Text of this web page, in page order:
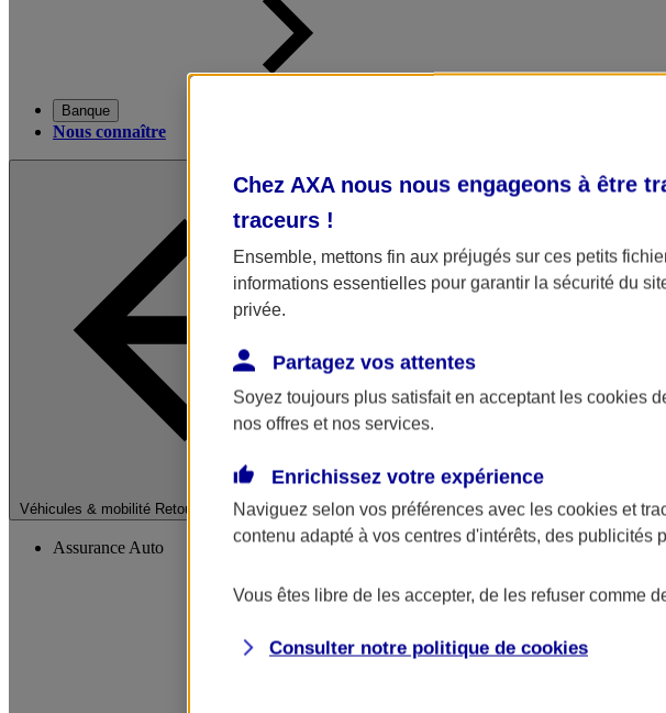
Banque
Nous connaître
Véhicules & mobilité Retour à la section précédente
Fermer le menu principal
Assurance Auto
Chez AXA nous nous engageons à être
traceurs !
Ensemble, mettons fin aux préjugés sur ces petits
informations essentielles pour garantir la sécurité du
privée.
Partagez vos attentes
Soyez toujours plus satisfait en acceptant les cookies
nos offres et nos services.
Enrichissez votre expérience
Naviguez selon vos préférences avec les cookies et
contenu adapté à vos centres d'intérêts, des publicités
Vous êtes libre de les accepter, de les refuser comme
Consulter notre politique de cookies